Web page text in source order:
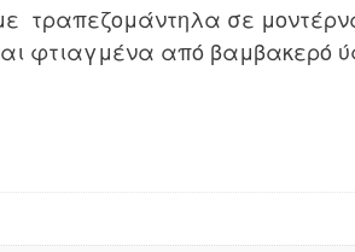
σε
φτιαγμένα από βαμβακερό